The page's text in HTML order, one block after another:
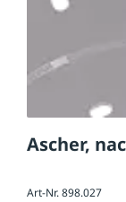
Ascher,
Art-Nr. 898.027